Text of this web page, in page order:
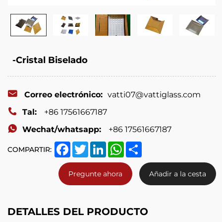
-Cristal Biselado
Correo electrónico: vatti07@vattiglass.com
Tal:
+86 17561667187
Wechat/whatsapp:
+86 17561667187
COMPARTIR: FacebookTwitterLinkedInWhatsApp
Pregunte ahora Añadir a la cesta
DETALLES DEL PRODUCTO